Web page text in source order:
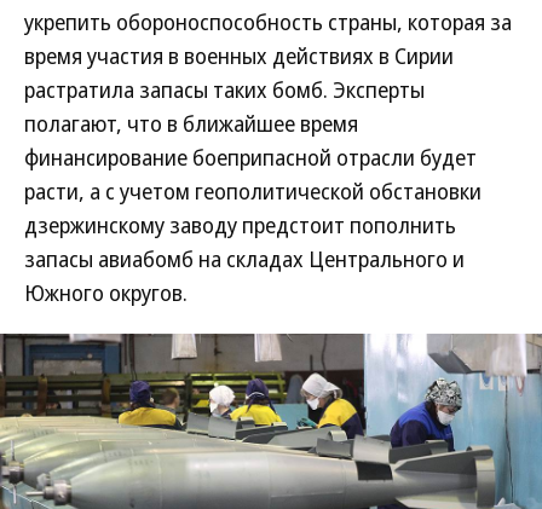
укрепить обороноспособность страны, которая за
время участия в военных действиях в Сирии
растратила запасы таких бомб. Эксперты
полагают, что в ближайшее время
финансирование боеприпасной отрасли будет
расти, а с учетом геополитической обстановки
дзержинскому заводу предстоит пополнить
запасы авиабомб на складах Центрального и
Южного округов.